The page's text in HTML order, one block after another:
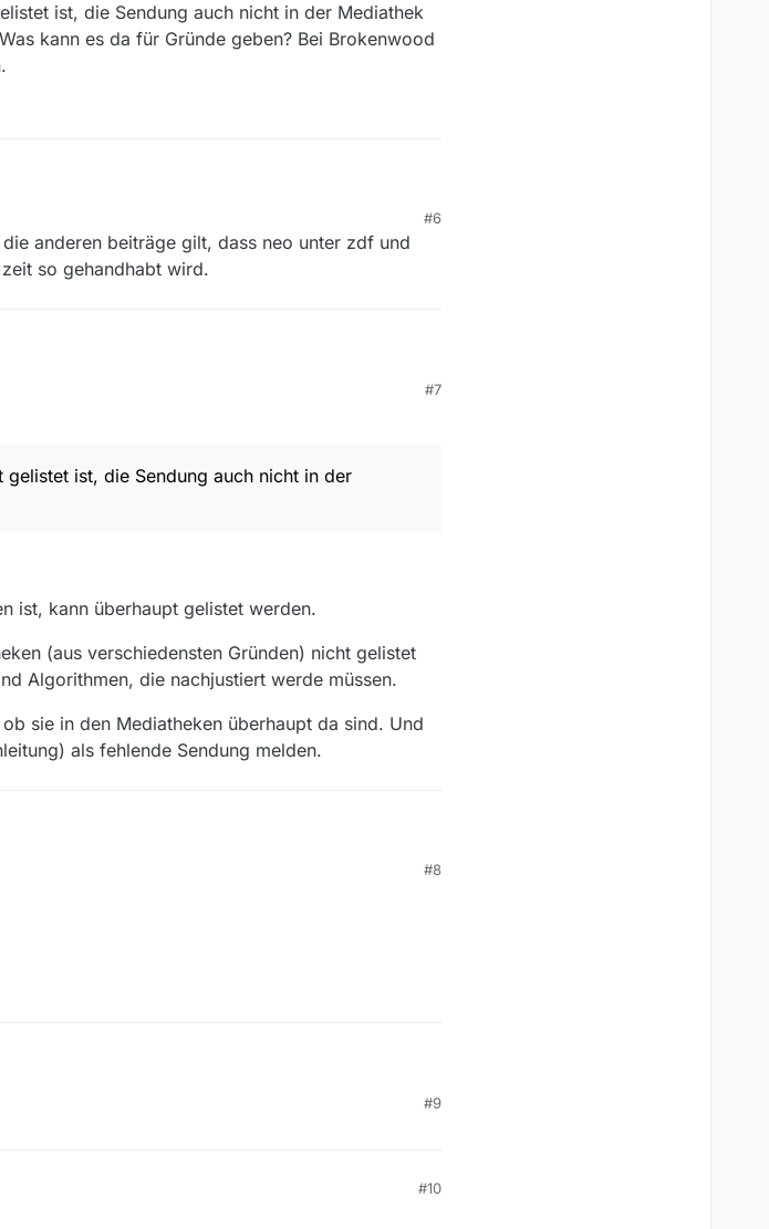
ist, die Sendung auch nicht in der Mediathek
kann es da für Gründe geben? Bei Brokenwood
von dort auch nicht (z.B. Miss Fisher o.ä.). Woran
#6
anderen beiträge gilt, dass neo unter zdf und
so gehandhabt wird.
gelistet ist, die Sendung auch nicht in der Mediathek zu
kann es da für Gründe geben? Bei Brokenwood z.B.
#7
ist, die Sendung auch nicht in der
ist, kann überhaupt gelistet werden.
(aus verschiedensten Gründen) nicht gelistet
Algorithmen, die nachjustiert werde müssen.
sie in den Mediatheken überhaupt da sind. Und
als fehlende Sendung melden.
kann es da für Gründe geben? Bei Brokenwood z.B.
#8
#9
#10